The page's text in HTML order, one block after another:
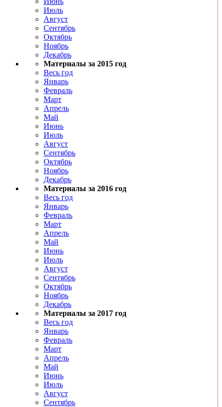
Июль
Август
Сентябрь
Октябрь
Ноябрь
Декабрь
Материалы за 2015 год
Весь год
Январь
Февраль
Март
Апрель
Май
Июнь
Июль
Август
Сентябрь
Октябрь
Ноябрь
Декабрь
Материалы за 2016 год
Весь год
Январь
Февраль
Март
Апрель
Май
Июнь
Июль
Август
Сентябрь
Октябрь
Ноябрь
Декабрь
Материалы за 2017 год
Весь год
Январь
Февраль
Март
Апрель
Май
Июнь
Июль
Август
Сентябрь